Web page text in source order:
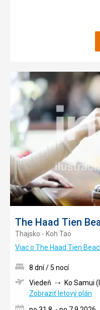
The Haad Tien
Thajsko - Koh Tao
Viac o The Haad Tien
8 dní / 5 nocí
Viedeň
Ko Samui
Zobraziť letový plán